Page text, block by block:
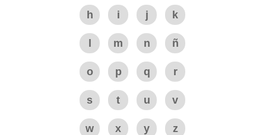
h i j k
m n ñ
o p q r
s t u v
w x y z